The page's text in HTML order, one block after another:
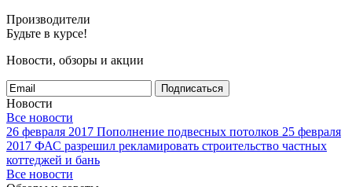
Производители
Будьте в курсе!
Новости, обзоры и акции
Подписаться
Новости
Все новости
26 февраля 2017 Пополнение подвесных потолков 25 февраля
2017 ФАС разрешил рекламировать строительство частных
коттеджей и бань
Все новости